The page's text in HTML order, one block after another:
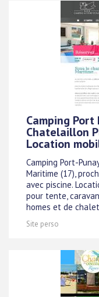
Camping
Chatelaillon
Location
Camping Port-
Maritime (17),
avec piscine.
pour tente,
homes et de
Site perso